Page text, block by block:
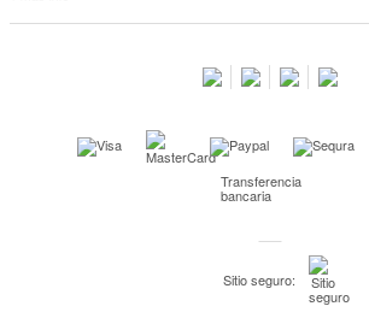
Kimidori PRINT, nuestro servicio de impresión de fotos
Transferencia
bancaria
Sitio seguro: